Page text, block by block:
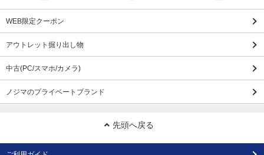
WEB限定クーポン
アウトレット掘り出し物
中古(PC/スマホ/カメラ)
ノジマのプライベートブランド
先頭へ戻る